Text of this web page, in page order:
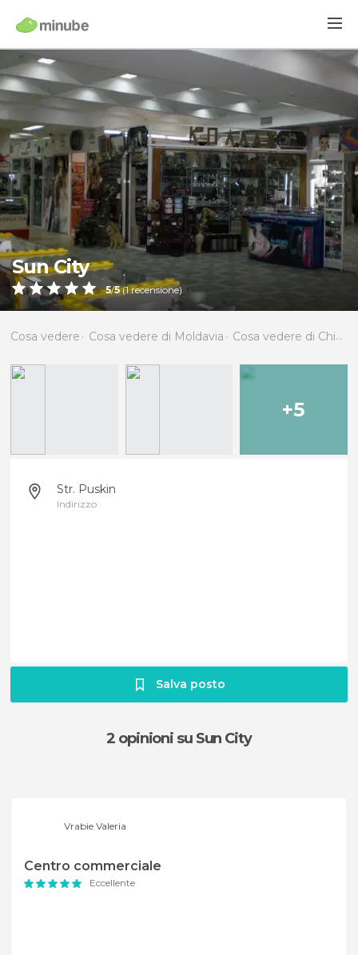
Sun City
5/5(1recensione)
Cosa vedere Cosa vedere di Moldavia Cosa vedere di Chisinau
+5
Str. Puskin
Indirizzo
Salva posto
2 opinioni su Sun City
Vrabie Valeria
Centro commerciale
Eccellente